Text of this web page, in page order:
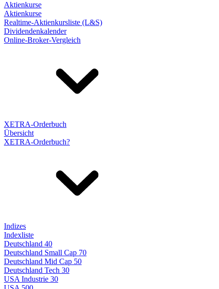
Aktienkurse
Aktienkurse
Realtime-Aktienkursliste (L&S)
Dividendenkalender
Online-Broker-Vergleich
XETRA-Orderbuch
Übersicht
XETRA-Orderbuch?
Indizes
Indexliste
Deutschland 40
Deutschland Small Cap 70
Deutschland Mid Cap 50
Deutschland Tech 30
USA Industrie 30